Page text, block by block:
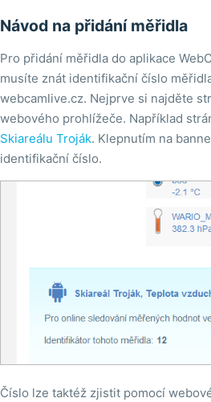
Návod na přidání měřidla
Pro přidání měřidla do aplikace
musíte znát identifikační číslo
webcamlive.cz. Nejprve si najděte
webového prohlížeče. Například
Skiareálu Troják. Klepnutím na
identifikační číslo.
Číslo lze taktéž zjistit pomocí